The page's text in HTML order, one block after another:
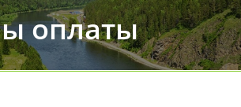
оплаты